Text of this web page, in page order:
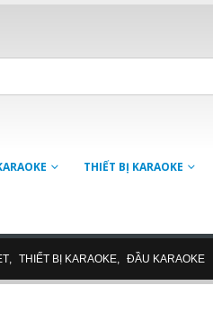
THIẾT BỊ KARAOKE
, THIẾT BỊ KARAOKE, ĐẦU KARAOKE